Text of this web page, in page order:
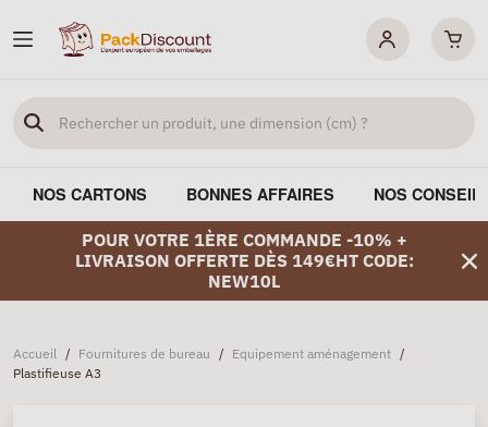
NOS CARTONS BONNES AFFAIRES NOS
POUR VOTRE 1ÈRE COMMANDE -10% +
LIVRAISON OFFERTE DÈS 149€HT CODE:
NEW10L
Accueil / Fournitures de bureau / Equipement aménagement /
Plastifieuse A3